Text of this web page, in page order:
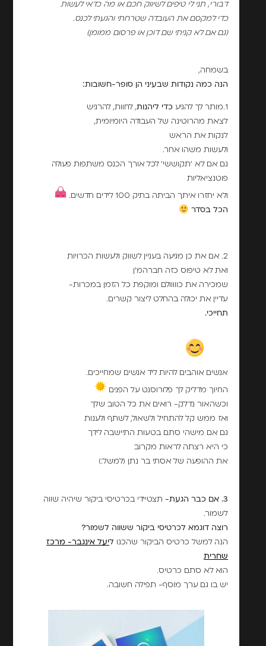
דבורי, תני לי טיפים לשיווק חכם או מה כדאי לעשות
כדי למקסם את העובדה שטרחתי והגעתי לכנס.
(גם אם לא קניתי שם דוכן או פרסום ממומן)
בשמחה,
הנה כמה נקודות שבעיני הן סופר-חשובות:
1.מותר לך להגיע כדי ליהנות, לחוות, להרגיש
לצאת מהרוטינה של העבודה היומיומית,
לנקות את הראש
ולעשות משהו אחר.
גם אם לא 'תקוששי' לכל אורך הכנס משתפות פעולה
פוטנציאליות
ולא יחזרו איתך הביתה בתיק 100 לידים חדשים.
הכל בסדר
2. אם את כן מגיעה בעניין לשווק ולעשות הכרויות
ואת לא טיפוס כזה חברהמ'ן
שמכירה את כווווולם ומוקפת כל הזמן במכרות-
עדיין את יכולה בהחלט ליצור קשרים.
תחייכי.
אנשים אוהבים להיות ליד אנשים שמחייכים.
החיוך מדליק לך פלורוסנט על הפנים
וכשהאור נדלק- רואים את כל הטוב שלך
ואז ממש קל להתחיל ולשאול, לשתף ולענות
גם אם מישהי סתם בטעות התיישבה לידך
כי היא רצתה לראות מקרוב
את ההופעה של אסתי בר נתן (למשל:)
3. אם כבר הגעת-
תצטיידי בכרטיסי ביקור שיהיה שווה
לשמור.
רוצה דוגמא לכרטיסי ביקור ששווה לשמור?
הנה למשל כרטיס הביקור שהכנו ליעל אינגבר- מרכז
שחרית
הוא לא סתם כרטיס.
יש בו גם ערך מוסף- תפילה חשובה.